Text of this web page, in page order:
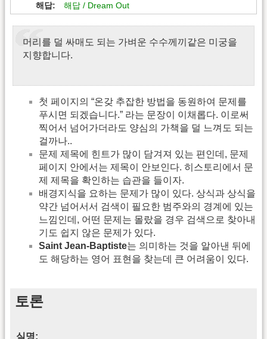
해답 해답 / Dream Out
머리를 덜 싸매도 되는 가벼운 수수께끼같은 미궁을
지향합니다.
첫 페이지의 “온갖 추잡한 방법을 동원하여 문제를
푸시면 되겠습니다.” 라는 문장이 이채롭다. 이로써
찍어서 넘어가더라도 양심의 가책을 덜 느껴도 되는
걸까나..
문제 제목에 힌트가 많이 담겨져 있는 편인데, 문제
페이지 안에서는 제목이 안보인다. 히스토리에서 문
제 제목을 확인하는 습관을 들이자.
배경지식을 요하는 문제가 많이 있다. 상식과 상식을
약간 넘어서서 검색이 필요한 범주와의 경계에 있는
느낌인데, 어떤 문제는 몰랐을 경우 검색으로 찾아내
기도 쉽지 않은 문제가 있다.
Saint Jean-Baptiste는 의미하는 것을 알아낸 뒤에
도 해당하는 영어 표현을 찾는데 큰 어려움이 있다.
토론
실명: